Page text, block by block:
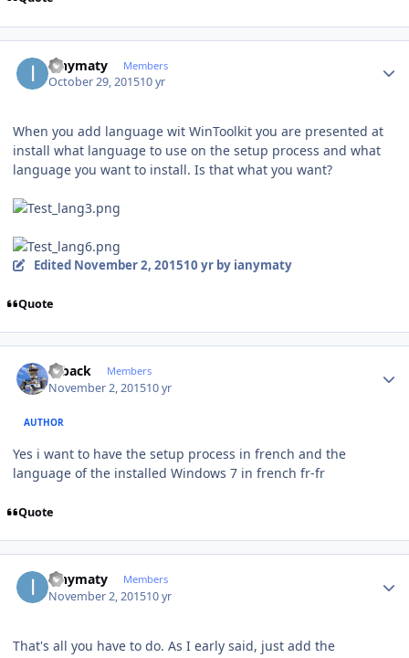
ianymaty Members
October 29, 201510 yr
When you add language wit WinToolkit you are presented at
install what language to use on the setup process and what
language you want to install. Is that what you want?
Edited November 2, 201510 yrby ianymaty
Quote
ryback Members
November 2, 201510 yr
AUTHOR
Yes i want to have the setup process in french and the
language of the installed Windows 7 in french fr-fr
Quote
ianymaty Members
November 2, 201510 yr
That's all you have to do. As I early said, just add the